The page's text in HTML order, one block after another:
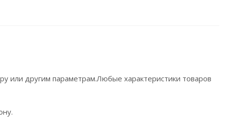
или другим параметрам.Любые характеристики товаров